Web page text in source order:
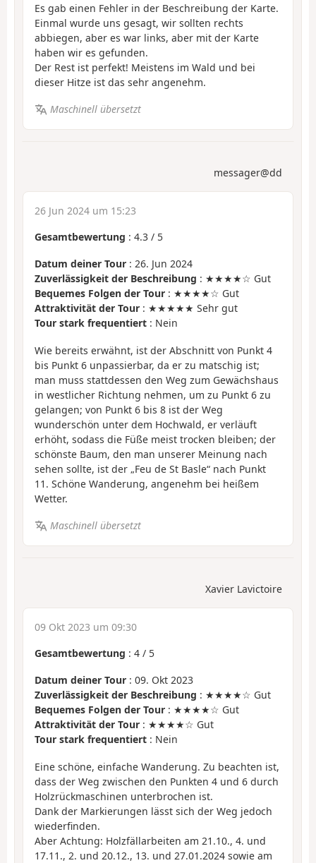
Es gab einen Fehler in der Beschreibung der Karte.
Einmal wurde uns gesagt, wir sollten rechts
abbiegen, aber es war links, aber mit der Karte
haben wir es gefunden.
Der Rest ist perfekt! Meistens im Wald und bei
dieser Hitze ist das sehr angenehm.
Maschinell übersetzt
messager@dd
26 Jun 2024 um 15:23
Gesamtbewertung : 4.3 / 5
Datum deiner Tour : 26. Jun 2024
Zuverlässigkeit der Beschreibung : ★★★★☆ Gut
Bequemes Folgen der Tour : ★★★★☆ Gut
Attraktivität der Tour : ★★★★★ Sehr gut
Tour stark frequentiert : Nein
Wie bereits erwähnt, ist der Abschnitt von Punkt 4
bis Punkt 6 unpassierbar, da er zu matschig ist;
man muss stattdessen den Weg zum Gewächshaus
in westlicher Richtung nehmen, um zu Punkt 6 zu
gelangen; von Punkt 6 bis 8 ist der Weg
wunderschön unter dem Hochwald, er verläuft
erhöht, sodass die Füße meist trocken bleiben; der
schönste Baum, den man unserer Meinung nach
sehen sollte, ist der „Feu de St Basle“ nach Punkt
11. Schöne Wanderung, angenehm bei heißem
Wetter.
Maschinell übersetzt
Xavier Lavictoire
09 Okt 2023 um 09:30
Gesamtbewertung : 4 / 5
Datum deiner Tour : 09. Okt 2023
Zuverlässigkeit der Beschreibung : ★★★★☆ Gut
Bequemes Folgen der Tour : ★★★★☆ Gut
Attraktivität der Tour : ★★★★☆ Gut
Tour stark frequentiert : Nein
Eine schöne, einfache Wanderung. Zu beachten ist,
dass der Weg zwischen den Punkten 4 und 6 durch
Holzrückmaschinen unterbrochen ist.
Dank der Markierungen lässt sich der Weg jedoch
wiederfinden.
Aber Achtung: Holzfällarbeiten am 21.10., 4. und
17.11., 2. und 20.12., 13. und 27.01.2024 sowie am